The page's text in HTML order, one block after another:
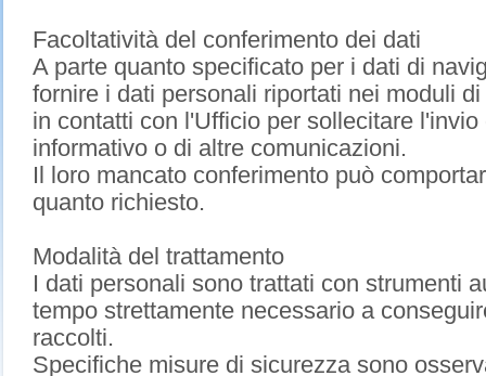
Facoltatività del conferimento dei dati
A parte quanto specificato per i dati di
fornire i dati personali riportati nei moduli
in contatti con l'Ufficio per sollecitare
informativo o di altre comunicazioni.
Il loro mancato conferimento può
quanto richiesto.
Modalità del trattamento
I dati personali sono trattati con strumenti
tempo strettamente necessario a
raccolti.
Specifiche misure di sicurezza sono